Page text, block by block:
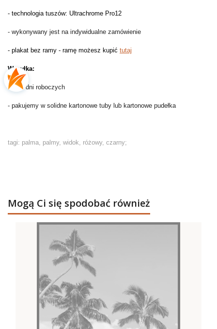
- technologia tuszów: Ultrachrome Pro12
- wykonywany jest na indywidualne zamówienie
- plakat bez ramy - ramę możesz kupić tutaj
Wysyłka:
- do 2 dni roboczych
- pakujemy w solidne kartonowe tuby lub kartonowe pudełka
tagi: palma, palmy, widok, różowy, czarny;
Mogą Ci się spodobać również